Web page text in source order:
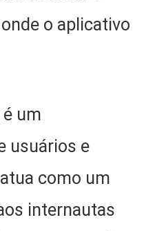
o aplicativo
um
usuários e
como um
internautas